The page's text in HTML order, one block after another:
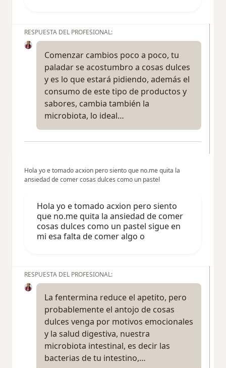
RESPUESTA DEL PROFESIONAL:
Comenzar cambios poco a poco, tu
paladar se acostumbro a cosas dulces
y es lo que estará pidiendo, además el
consumo de este tipo de productos y
sabores, cambia también la
microbiota, lo ideal…
Hola yo e tomado acxion pero siento que no.me quita la
ansiedad de comer cosas dulces como un pastel
Hola yo e tomado acxion pero siento
que no.me quita la ansiedad de comer
cosas dulces como un pastel sigue en
mi esa falta de comer algo o
RESPUESTA DEL PROFESIONAL:
La fentermina reduce el apetito, pero
probablemente el antojo de cosas
dulces venga por motivos emocionales
y la salud digestiva, nuestra
microbiota intestinal, es decir las
bacterias de tu intestino,…